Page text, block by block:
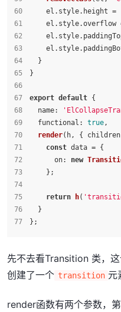
    el.
style. height =
    el.
style.overflow
    el.
style.
    el.
style.
  }
}
export default {
name:
functional : true,
render( h, {
const data = {
on: new
    };
return h(
  }
};
先不去看Transition 类，
创建了一个 transition 元
render函数有两个参数，